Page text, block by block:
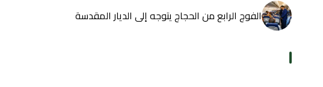
الفوج الرابع من الحجاج يتوجه إلى الديار المقدسة